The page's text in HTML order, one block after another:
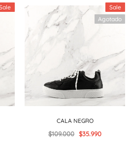
Sale
Agotado
CALA NEGRO
$109.000 $35.990